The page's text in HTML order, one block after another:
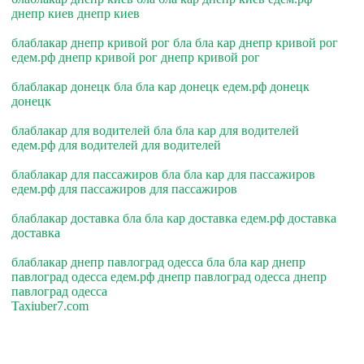
днепр киев днепр киев
блаблакар днепр кривой рог бла бла кар днепр кривой рог
едем.рф днепр кривой рог днепр кривой рог
блаблакар донецк бла бла кар донецк едем.рф донецк
донецк
блаблакар для водителей бла бла кар для водителей
едем.рф для водителей для водителей
блаблакар для пассажиров бла бла кар для пассажиров
едем.рф для пассажиров для пассажиров
блаблакар доставка бла бла кар доставка едем.рф доставка
доставка
блаблакар днепр павлоград одесса бла бла кар днепр
павлоград одесса едем.рф днепр павлоград одесса днепр
павлоград одесса
Taxiuber7.com